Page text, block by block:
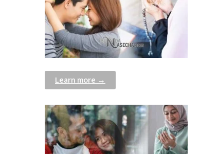
Learn more →